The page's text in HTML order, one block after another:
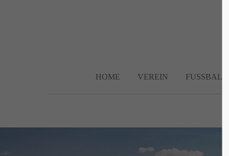
We offer
HOME VEREIN FUSSBALL